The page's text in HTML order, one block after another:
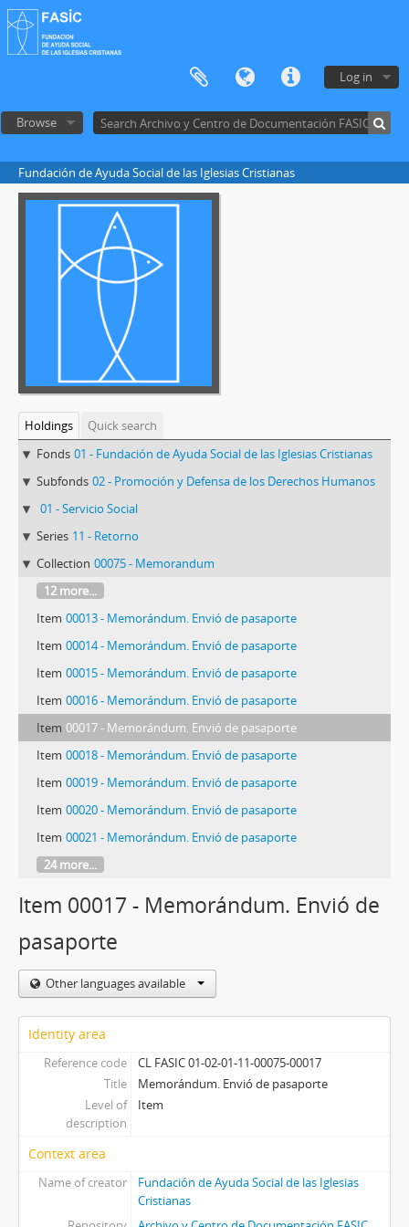
Log in
Browse
Fundación de Ayuda Social de las Iglesias Cristianas
Holdings
Quick search
Fonds 01 - Fundación de Ayuda Social de las Iglesias Cristianas
Subfonds 02 - Promoción y Defensa de los Derechos Humanos
01 - Servicio Social
Series 11 - Retorno
Collection 00075 - Memorandum
12 more...
Item 00013 - Memorándum. Envió de pasaporte
Item 00014 - Memorándum. Envió de pasaporte
Item 00015 - Memorándum. Envió de pasaporte
Item 00016 - Memorándum. Envió de pasaporte
Item 00017 - Memorándum. Envió de pasaporte
Item 00018 - Memorándum. Envió de pasaporte
Item 00019 - Memorándum. Envió de pasaporte
Item 00020 - Memorándum. Envió de pasaporte
Item 00021 - Memorándum. Envió de pasaporte
24 more...
Item 00017 - Memorándum. Envió de
pasaporte
Other languages available
Identity area
Reference code
CL FASIC 01-02-01-11-00075-00017
Title
Memorándum. Envió de pasaporte
Level of
description
Item
Context area
Name of creator
Fundación de Ayuda Social de las Iglesias
Cristianas